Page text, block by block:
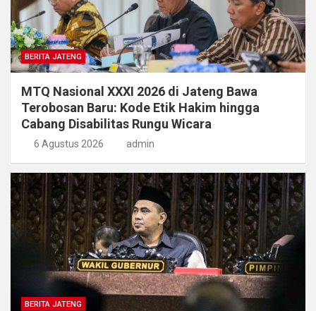
BERITA JATENG
MTQ Nasional XXXI 2026 di Jateng Bawa
Terobosan Baru: Kode Etik Hakim hingga
Cabang Disabilitas Rungu Wicara
6 Agustus 2026 admin
BERITA JATENG